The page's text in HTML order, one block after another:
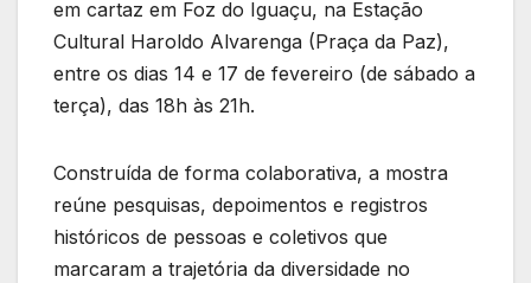
em cartaz em Foz do Iguaçu, na Estação
Cultural Haroldo Alvarenga (Praça da Paz),
entre os dias 14 e 17 de fevereiro (de sábado a
terça), das 18h às 21h.
Construída de forma colaborativa, a mostra
reúne pesquisas, depoimentos e registros
históricos de pessoas e coletivos que
marcaram a trajetória da diversidade no